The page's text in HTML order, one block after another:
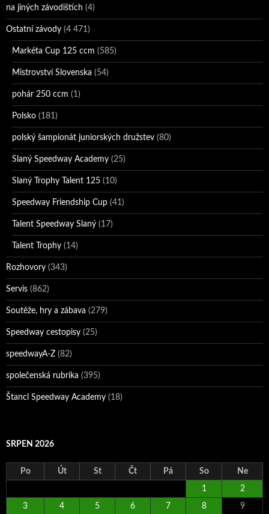
na jiných závodištích (4)
Ostatní závody (4 471)
Markéta Cup 125 ccm (585)
Mistrovství Slovenska (54)
pohár 250 ccm (1)
Polsko (181)
polský šampionát juniorských družstev (80)
Slaný Speedway Academy (25)
Slaný Trophy Talent 125 (10)
Speedway Friendship Cup (41)
Talent Speedway Slaný (17)
Talent Trophy (14)
Rozhovory (343)
Servis (862)
Soutěže, hry a zábava (279)
Speedway cestopisy (25)
speedwayA-Z (82)
společenská rubrika (395)
Štancl Speedway Academy (18)
SRPEN 2026
Po Út St Čt Pá So Ne
1 2
3 4 5 6 7 8 9